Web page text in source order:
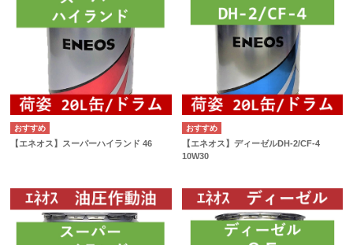
【エネオス】スーパーハイランド 46
【エネオス】ディーゼルDH-2/CF-4
10W30